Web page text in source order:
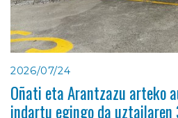
2026/07/24
Oñati eta Arantzazu arteko
indartu egingo da uztailaren